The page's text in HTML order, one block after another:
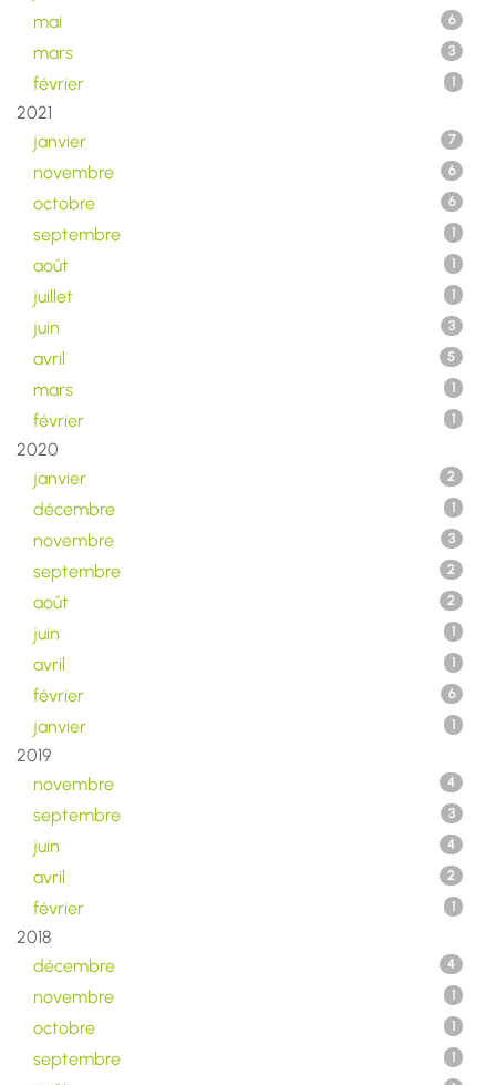
mai
6
mars 3
février 1
2021
janvier
7
novembre 6
octobre 6
septembre 1
août 1
juillet 1
juin 3
avril 5
mars 1
février 1
2020
janvier
2
décembre 1
novembre 3
septembre 2
août 2
juin 1
avril 1
février 6
janvier 1
2019
novembre
4
septembre 3
juin 4
avril 2
février 1
2018
décembre
4
novembre 1
octobre 1
septembre 1